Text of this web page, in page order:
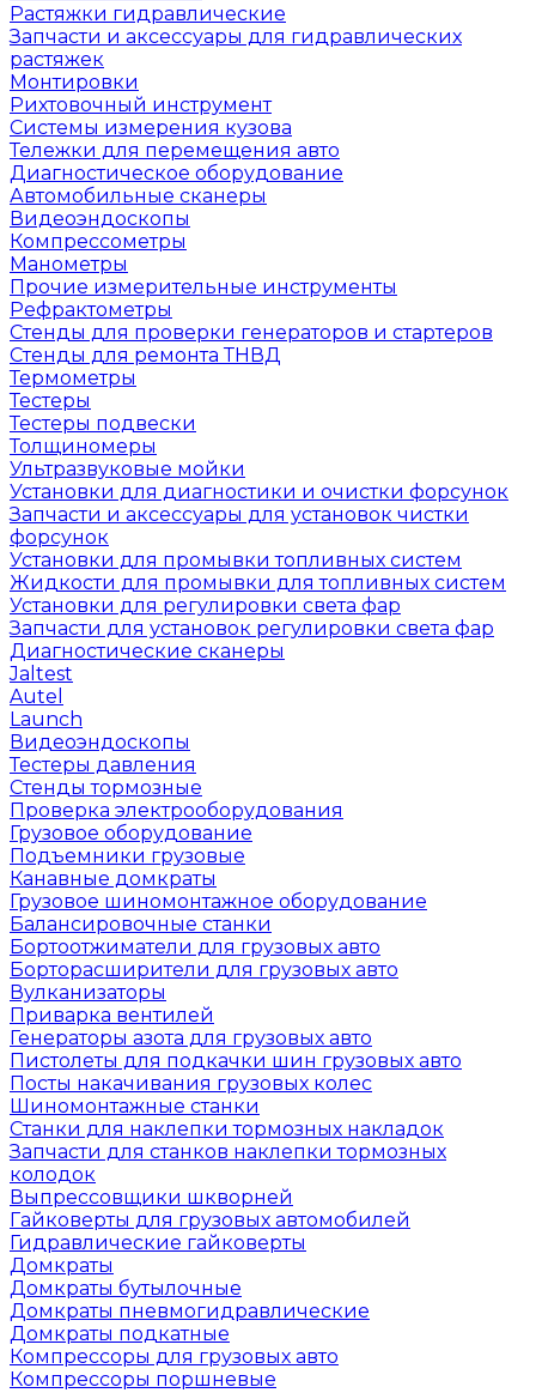
Растяжки гидравлические
Запчасти и аксессуары для гидравлических
растяжек
Монтировки
Рихтовочный инструмент
Системы измерения кузова
Тележки для перемещения авто
Диагностическое оборудование
Автомобильные сканеры
Видеоэндоскопы
Компрессометры
Манометры
Прочие измерительные инструменты
Рефрактометры
Стенды для проверки генераторов и стартеров
Стенды для ремонта ТНВД
Термометры
Тестеры
Тестеры подвески
Толщиномеры
Ультразвуковые мойки
Установки для диагностики и очистки форсунок
Запчасти и аксессуары для установок чистки
форсунок
Установки для промывки топливных систем
Жидкости для промывки для топливных систем
Установки для регулировки света фар
Запчасти для установок регулировки света фар
Диагностические сканеры
Jaltest
Autel
Launch
Видеоэндоскопы
Тестеры давления
Стенды тормозные
Проверка электрооборудования
Грузовое оборудование
Подъемники грузовые
Канавные домкраты
Грузовое шиномонтажное оборудование
Балансировочные станки
Бортоотжиматели для грузовых авто
Борторасширители для грузовых авто
Вулканизаторы
Приварка вентилей
Генераторы азота для грузовых авто
Пистолеты для подкачки шин грузовых авто
Посты накачивания грузовых колес
Шиномонтажные станки
Станки для наклепки тормозных накладок
Запчасти для станков наклепки тормозных
колодок
Выпрессовщики шкворней
Гайковерты для грузовых автомобилей
Гидравлические гайковерты
Домкраты
Домкраты бутылочные
Домкраты пневмогидравлические
Домкраты подкатные
Компрессоры для грузовых авто
Компрессоры поршневые